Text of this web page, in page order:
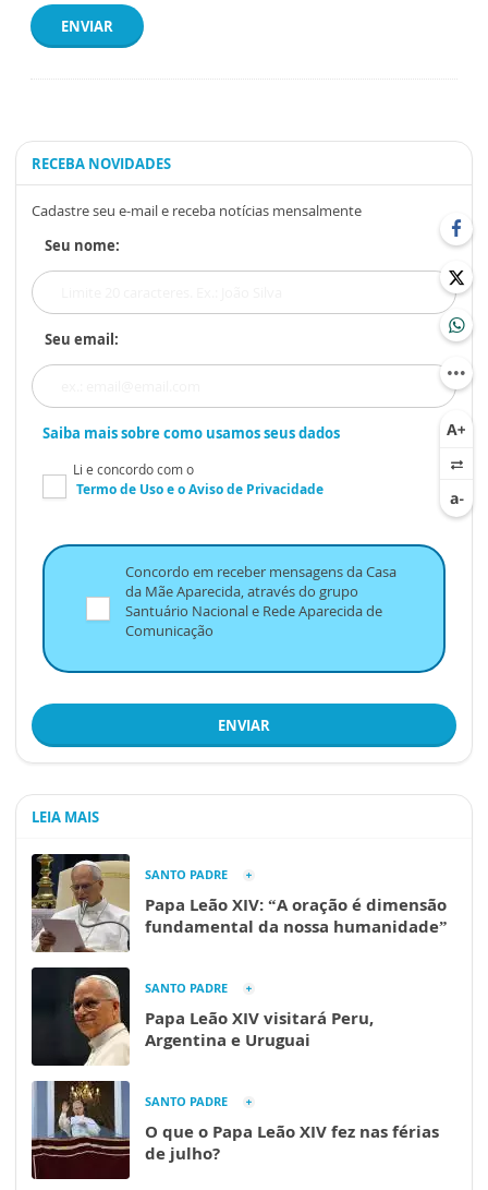
ENVIAR
RECEBA NOVIDADES
Cadastre seu e-mail e receba notícias mensalmente
Seu nome:
Seu email:
Saiba mais sobre como usamos seus dados
Li e concordo com o
Termo de Usoe oAviso de Privacidade
Concordo em receber mensagens da Casa
da Mãe Aparecida, através do grupo
Santuário Nacional e Rede Aparecida de
Comunicação
ENVIAR
LEIA MAIS
SANTO PADRE
Papa Leão XIV: “A oração é dimensão
fundamental da nossa humanidade”
SANTO PADRE
Papa Leão XIV visitará Peru,
Argentina e Uruguai
SANTO PADRE
O que o Papa Leão XIV fez nas férias
de julho?